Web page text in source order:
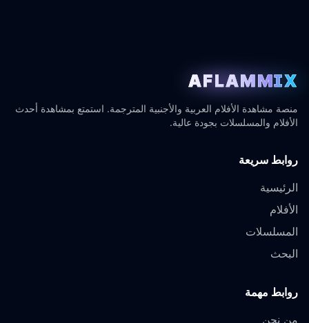
AFLAMMIX
منصة مشاهدة الأفلام العربية والأجنبية المترجمة. استمتع بمشاهدة أحدث
الأفلام والمسلسلات بجودة عالية.
روابط سريعة
الرئيسية
الأفلام
المسلسلات
البحث
روابط مهمة
من نحن